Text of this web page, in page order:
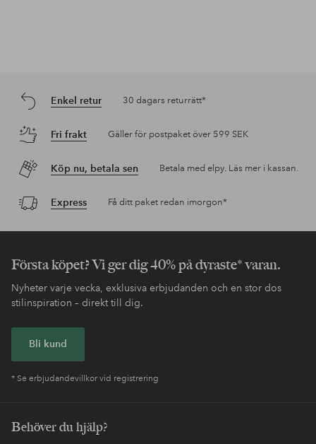
Enkel retur 30 dagars returrätt*
Fri frakt Gäller för postpaket över 599 SEK
Köp nu, betala sen Betala med elpy. Läs mer i kassan.
Express Få ditt paket redan imorgon*
Första köpet? Vi ger dig 40% på dyraste* varan.
Nyheter varje vecka, exklusiva erbjudanden och en stor dos
stilinspiration – direkt till dig.
Bli kund
* Se erbjudandevillkor vid registrering
Behöver du hjälp?